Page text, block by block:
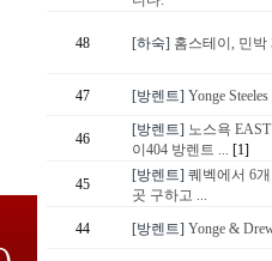
48 [하숙] 홈스테이, 민
47 [방렌트] Yonge
46
[방렌트] 노스욕
이404 방렌트 ... [1]
45
[방렌트] 퀘벡에서 6
곳 구하고 ...
44
[방렌트] Yonge &